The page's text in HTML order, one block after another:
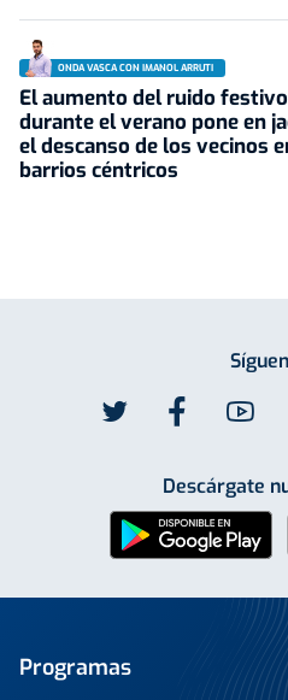
ONDA VASCA CON IMANOL ARRUTI
El aumento del ruido festivo
durante el verano pone en
el descanso de los vecinos
barrios céntricos
Descárgate
Programas